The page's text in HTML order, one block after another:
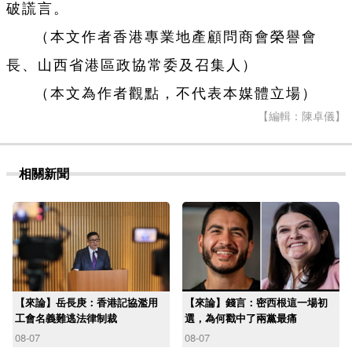
破謊言。
（本文作者香港專業地產顧問商會榮譽會
長、山西省港區政協常委及召集人）
（本文為作者觀點，不代表本媒體立場）
【編輯：陳卓儀】
相關新聞
【來論】岳長庚：香港記協濫用
工會名義難逃法律制裁
08-07
【來論】錢言：密西根這一場初
選，為何戳中了兩黨最痛
08-07